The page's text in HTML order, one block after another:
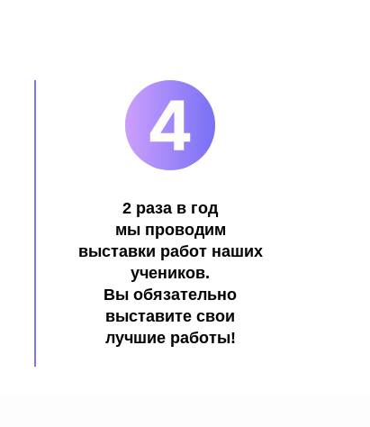
2 раза в год
мы проводим
выставки работ наших
учеников.
Вы обязательно
выставите свои
лучшие работы!